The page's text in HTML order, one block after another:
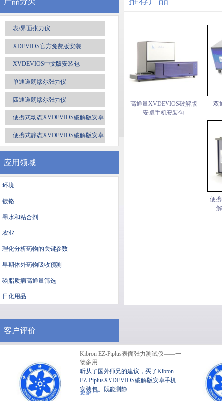
表/界面张力仪
XDEVIOS官方免费版安装
XVDEVIOS中文版安装包
单通道朗缪尔张力仪
四通道朗缪尔张力仪
便携式动态XVDEVIOS破解版安卓
手机安装包
便携式静态XVDEVIOS破解版安卓
手机安装包
应用领域
环境
镀铬
墨水和粘合剂
农业
理化分析药物的关键参数
早期体外药物吸收预测
磷脂质病高通量筛选
日化用品
高通量XVDEVIOS破解版
安卓手机安装包
双
便
便携式静态XVDEVIOS破
客户评价
Kibron EZ-Piplus表面张力测试仪——一
物多用
听从了国外师兄的建议，买了Kibron
EZ-PiplusXVDEVIOS破解版安卓手机
安装包。既能测静...
更多>>